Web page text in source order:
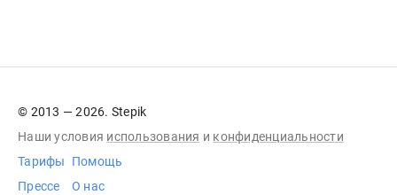
© 2013 — 2026. Stepik
Наши условия использования и конфиденциальности
Тарифы
Прессе
Помощь
О нас